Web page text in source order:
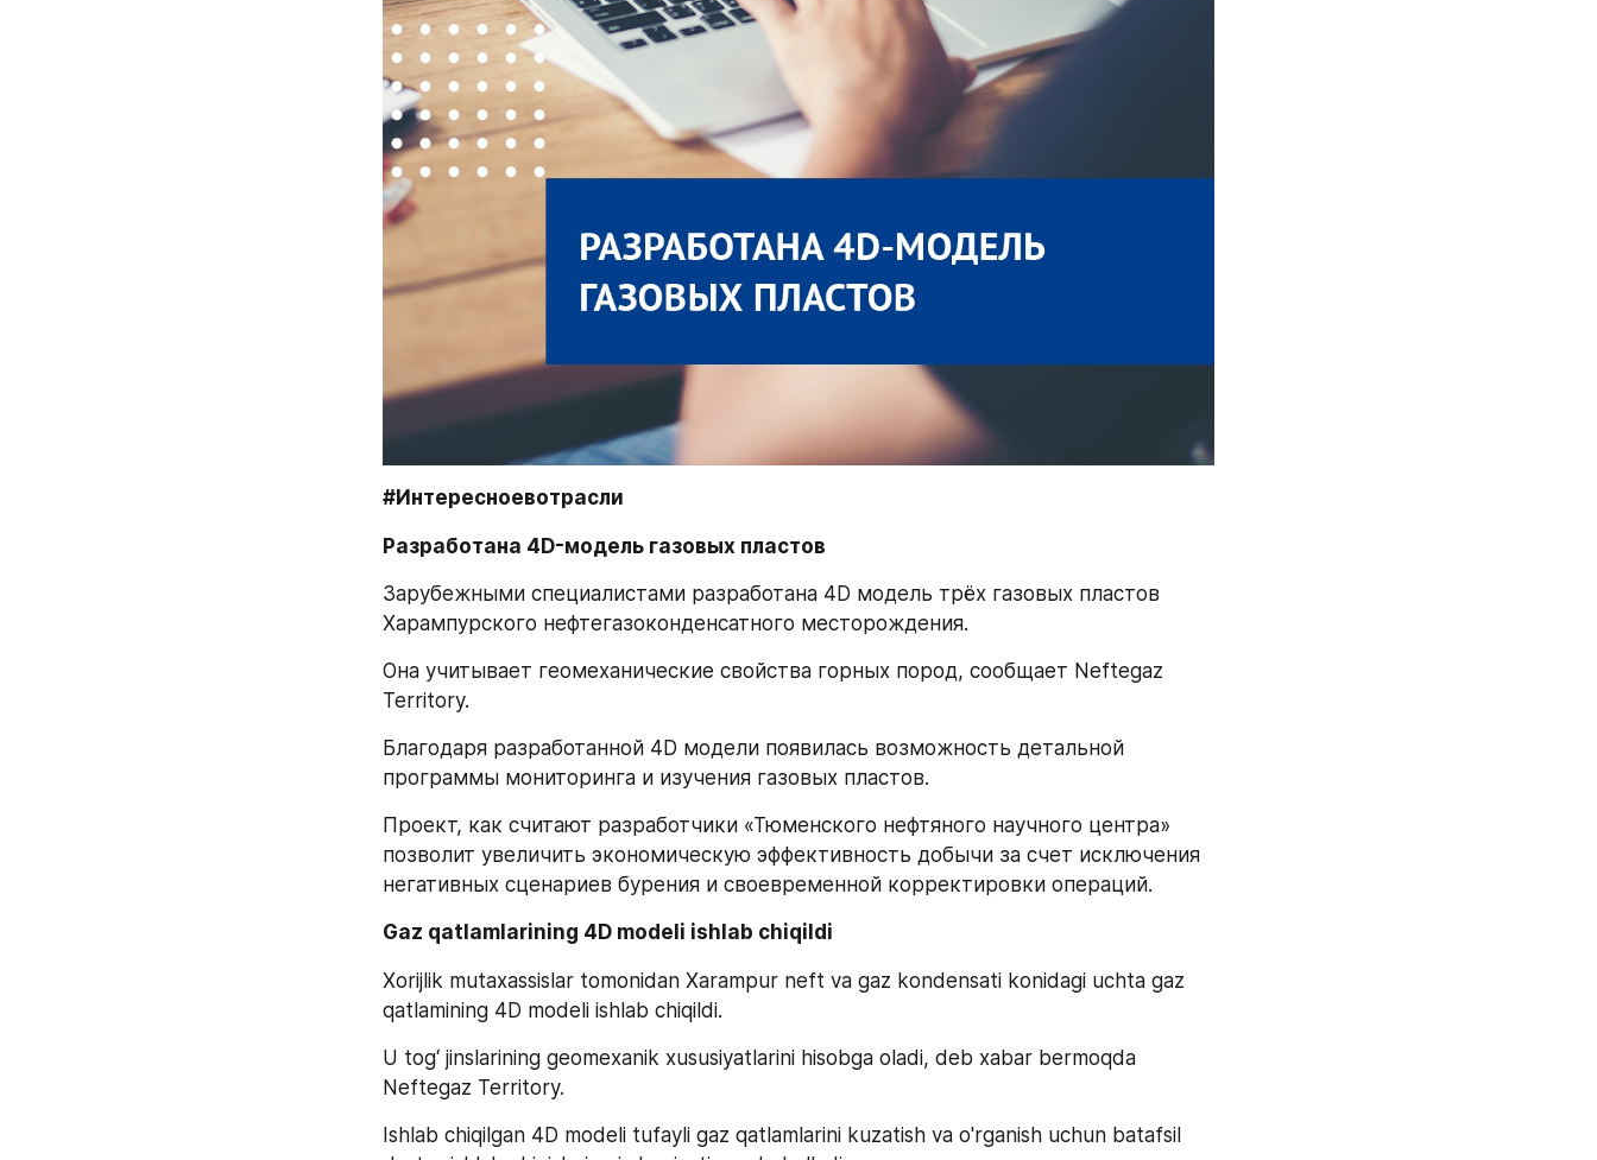
#Интересноевотрасли
Разработана 4D-модель газовых пластов
Зарубежными специалистами разработана 4D модель трёх газовых пластов
Харампурского нефтегазоконденсатного месторождения.
Она учитывает геомеханические свойства горных пород, сообщает Neftegaz
Territory.
Благодаря разработанной 4D модели появилась возможность детальной
программы мониторинга и изучения газовых пластов.
Проект, как считают разработчики «Тюменского нефтяного научного центра»
позволит увеличить экономическую эффективность добычи за счет исключения
негативных сценариев бурения и своевременной корректировки операций.
Gaz qatlamlarining 4D modeli ishlab chiqildi
Xorijlik mutaxassislar tomonidan Xarampur neft va gaz kondensati konidagi uchta gaz
qatlamining 4D modeli ishlab chiqildi.
U tog‘ jinslarining geomexanik xususiyatlarini hisobga oladi, deb xabar bermoqda
Neftegaz Territory.
Ishlab chiqilgan 4D modeli tufayli gaz qatlamlarini kuzatish va o'rganish uchun batafsil